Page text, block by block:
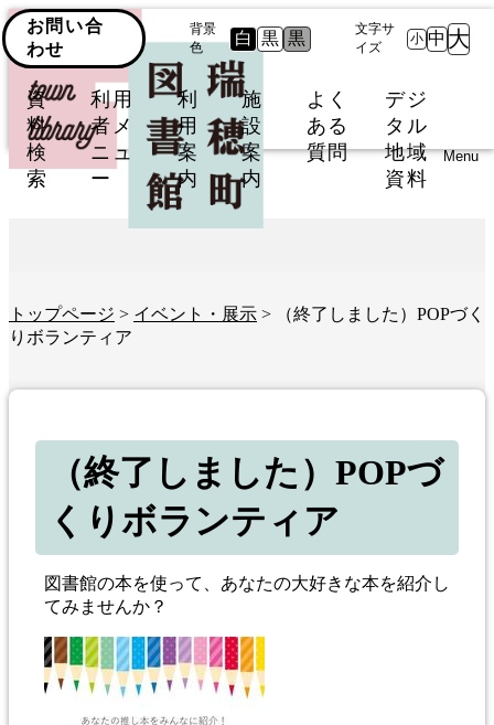
お問い合
わせ
背景
色
白 黒 黒
文字サ
イズ
小 中 大
資
料
検
索
利用
者メ
ニュ
ー
利
用
案
内
施
設
案
内
よく
ある
質問
デジ
タル
地域
資料
Menu
トップページ > イベント・展示 > （終了しました）POPづく
りボランティア
（終了しました）POPづ
くりボランティア
図書館の本を使って、あなたの大好きな本を紹介し
てみませんか？